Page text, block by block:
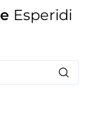
of Venice
Esperidi